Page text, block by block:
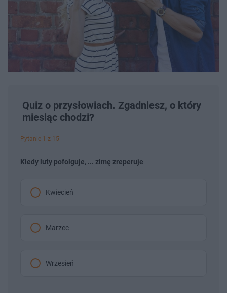
Quiz o przysłowiach. Zgadniesz, o który
miesiąc chodzi?
Pytanie 1 z 15
Kiedy luty pofolguje, ... zimę zreperuje
Kwiecień
Marzec
Wrzesień